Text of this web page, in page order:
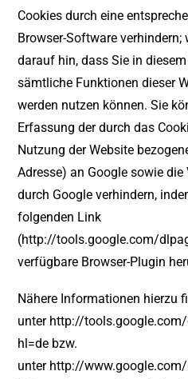
Cookies durch eine
Browser-Software verhindern;
darauf hin, dass Sie in
sämtliche Funktionen dieser
werden nutzen können. Sie
Erfassung der durch das
Nutzung der Website
Adresse) an Google sowie
durch Google verhindern,
folgenden Link
(http://tools.google.com/
verfügbare Browser-Plugin
Nähere Informationen hierzu
unter http://
hl=de bzw.
unter http://